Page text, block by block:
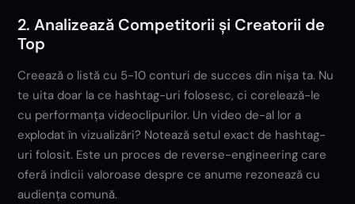
2. Analizează Competitorii și Creatorii de
Top
Creează o listă cu 5-10 conturi de succes din nișa ta. Nu
te uita doar la ce hashtag-uri folosesc, ci corelează-le
cu performanța videoclipurilor. Un video de-al lor a
explodat în vizualizări? Notează setul exact de hashtag-
uri folosit. Este un proces de reverse-engineering care
oferă indicii valoroase despre ce anume rezonează cu
audiența comună.